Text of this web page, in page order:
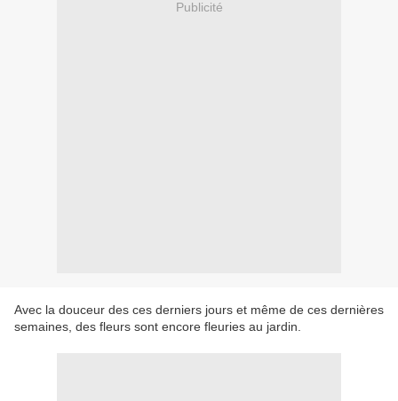
Publicité
Avec la douceur des ces derniers jours et même de ces dernières
semaines, des fleurs sont encore fleuries au jardin.